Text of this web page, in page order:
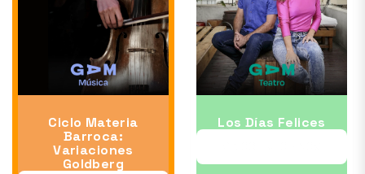
Ciclo Materia
Barroca:
Variaciones
Goldberg
Los Días Felices